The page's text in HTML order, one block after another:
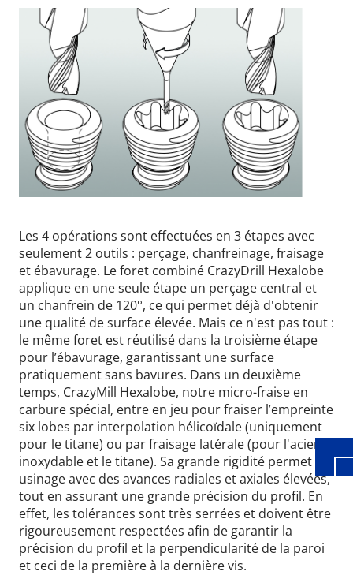
Les 4 opérations sont effectuées en 3 étapes avec
seulement 2 outils : perçage, chanfreinage, fraisage
et ébavurage. Le foret combiné CrazyDrill Hexalobe
applique en une seule étape un perçage central et
un chanfrein de 120°, ce qui permet déjà d'obtenir
une qualité de surface élevée. Mais ce n'est pas tout :
le même foret est réutilisé dans la troisième étape
pour l’ébavurage, garantissant une surface
pratiquement sans bavures. Dans un deuxième
temps, CrazyMill Hexalobe, notre micro-fraise en
carbure spécial, entre en jeu pour fraiser l’empreinte
six lobes par interpolation hélicoïdale (uniquement
pour le titane) ou par fraisage latérale (pour l'acier
inoxydable et le titane). Sa grande rigidité permet un
usinage avec des avances radiales et axiales élevées,
tout en assurant une grande précision du profil. En
effet, les tolérances sont très serrées et doivent être
rigoureusement respectées afin de garantir la
précision du profil et la perpendicularité de la paroi
et ceci de la première à la dernière vis.